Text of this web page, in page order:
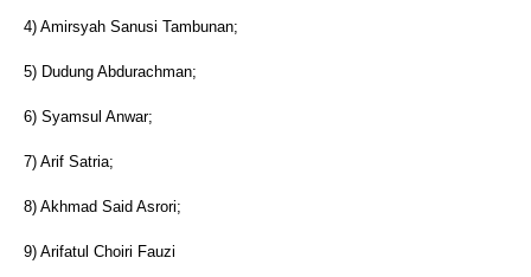
4) Amirsyah Sanusi Tambunan;
5) Dudung Abdurachman;
6) Syamsul Anwar;
7) Arif Satria;
8) Akhmad Said Asrori;
9) Arifatul Choiri Fauzi